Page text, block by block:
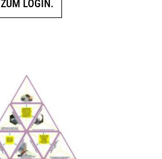
ZUM LOGIN.